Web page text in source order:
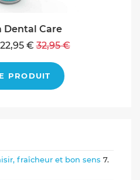
Dental Care
€32,95 €
PRODUIT
fraîcheur et bon sens 7.